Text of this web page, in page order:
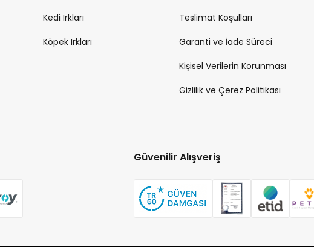
Kedi Irkları
Köpek Irkları
Teslimat Koşulları
Garanti ve İade Süreci
Kişisel Verilerin Korunması
Gizlilik ve Çerez Politikası
Güvenilir Alışveriş